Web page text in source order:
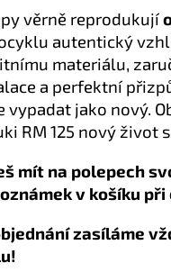
věrně reprodukují
autentický
materiálu,
a perfektní
vypadat jako nový.
RM 125 nový
mít na polepech
v košíku
zasíláme